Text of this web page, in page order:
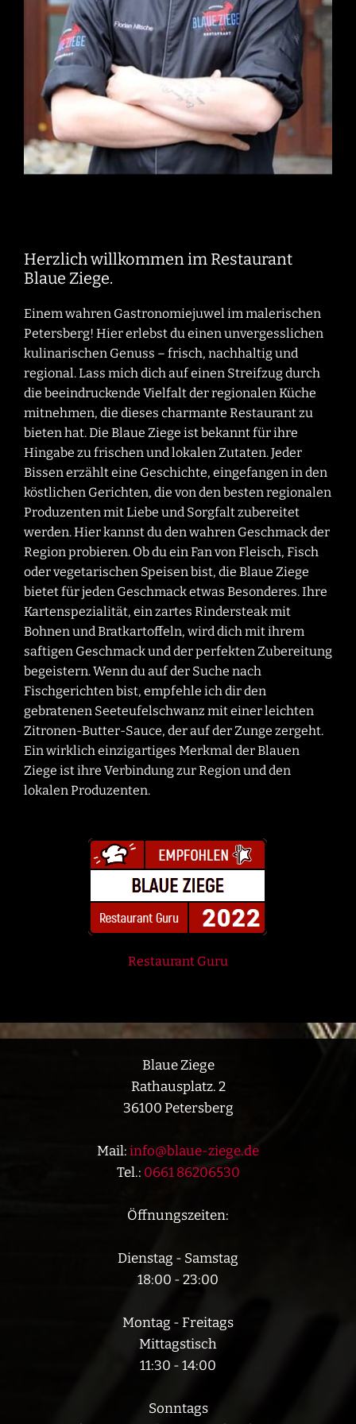
Herzlich willkommen im Restaurant
Blaue Ziege.
Einem wahren Gastronomiejuwel im malerischen
Petersberg! Hier erlebst du einen unvergesslichen
kulinarischen Genuss – frisch, nachhaltig und
regional. Lass mich dich auf einen Streifzug durch
die beeindruckende Vielfalt der regionalen Küche
mitnehmen, die dieses charmante Restaurant zu
bieten hat. Die Blaue Ziege ist bekannt für ihre
Hingabe zu frischen und lokalen Zutaten. Jeder
Bissen erzählt eine Geschichte, eingefangen in den
köstlichen Gerichten, die von den besten regionalen
Produzenten mit Liebe und Sorgfalt zubereitet
werden. Hier kannst du den wahren Geschmack der
Region probieren. Ob du ein Fan von Fleisch, Fisch
oder vegetarischen Speisen bist, die Blaue Ziege
bietet für jeden Geschmack etwas Besonderes. Ihre
Kartenspezialität, ein zartes Rindersteak mit
Bohnen und Bratkartoffeln, wird dich mit ihrem
saftigen Geschmack und der perfekten Zubereitung
begeistern. Wenn du auf der Suche nach
Fischgerichten bist, empfehle ich dir den
gebratenen Seeteufelschwanz mit einer leichten
Zitronen-Butter-Sauce, der auf der Zunge zergeht.
Ein wirklich einzigartiges Merkmal der Blauen
Ziege ist ihre Verbindung zur Region und den
lokalen Produzenten.
Restau­rant Guru
Blaue Ziege
Rathausplatz. 2
36100 Petersberg
Mail:info@blaue-ziege.de
Tel.: 0661 86206530
Öffnungszeiten:
Dienstag - Samstag
18:00 - 23:00
Montag - Freitags
Mittagstisch
11:30 - 14:00
Sonntags